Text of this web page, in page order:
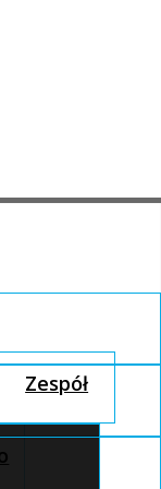
Zespół